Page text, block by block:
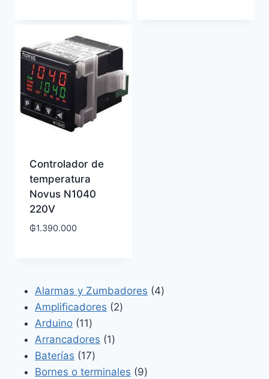
Controlador de
temperatura
Novus N1040
220V
₲1.390.000
Alarmas y Zumbadores 44
Amplificadores 22
Arduino 1111
productos
Arrancadores 11
Baterías 1717
productos
Bornes o terminales 99